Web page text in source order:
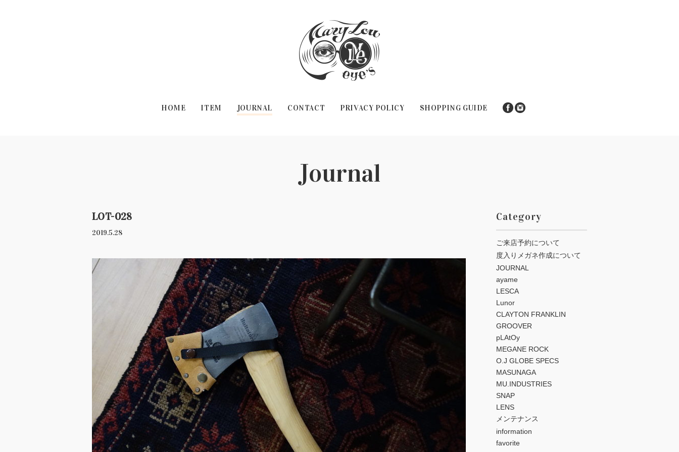
HOME ITEM JOURNAL CONTACT PRIVACY POLICY SHOPPING GUIDE
Journal
LOT-028
2019.5.28
Category
ご来店予約について
度入りメガネ作成について
JOURNAL
ayame
LESCA
Lunor
CLAYTON FRANKLIN
GROOVER
pLAtOy
MEGANE ROCK
O.J GLOBE SPECS
MASUNAGA
MU.INDUSTRIES
SNAP
LENS
メンテナンス
information
favorite